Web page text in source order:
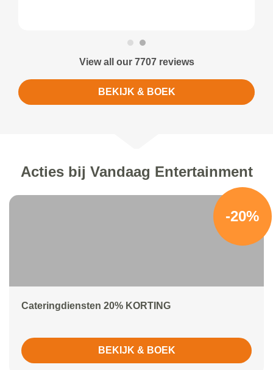
View all our 7707 reviews
BEKIJK & BOEK
Acties bij Vandaag Entertainment
-20%
Cateringdiensten 20% KORTING
BEKIJK & BOEK